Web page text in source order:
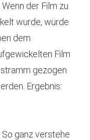
der Film zu
wurde, würde
dem
Film
gezogen
Ergebnis:
ganz verstehe